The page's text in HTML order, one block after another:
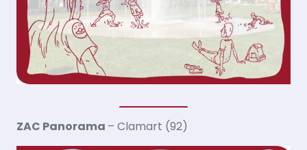
ZAC Panorama – Clamart (92)